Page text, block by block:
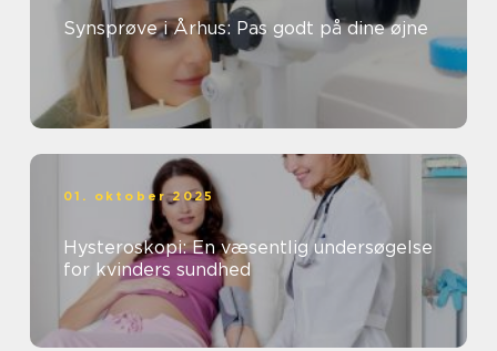
Synsprøve i Århus: Pas godt på dine øjne
01. oktober 2025
Hysteroskopi: En væsentlig undersøgelse
for kvinders sundhed